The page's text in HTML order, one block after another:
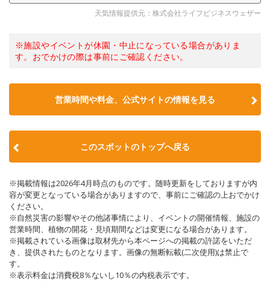
天気情報提供元：株式会社ライフビジネスウェザー
※施設やイベントが休園・中止になっている場合がありま
す。おでかけの際は事前にご確認ください。
営業時間や料金、公式サイトの情報を見る
このスポットのトップへ戻る
※掲載情報は2026年4月時点のものです。随時更新をしておりますが内
容が変更となっている場合がありますので、事前にご確認の上おでかけ
ください。
※自然災害の影響やその他諸事情により、イベントの開催情報、施設の
営業時間、植物の開花・見頃期間などは変更になる場合があります。
※掲載されている画像は取材先から本ページへの掲載の許諾をいただ
き、提供されたものとなります。画像の無断転載(二次使用)は禁止で
す。
※表示料金は消費税8％ないし10％の内税表示です。